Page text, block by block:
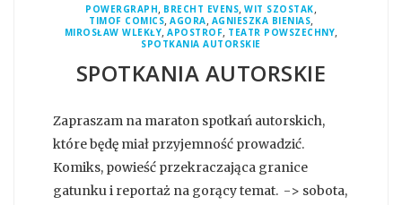
POWERGRAPH, BRECHT EVENS,WIT SZOSTAK,
TIMOF COMICS, AGORA, AGNIESZKA BIENIAS,
MIROSŁAW WLEKŁY,APOSTROF, TEATR POWSZECHNY,
SPOTKANIA AUTORSKIE
SPOTKANIA AUTORSKIE
Zapraszam na maraton spotkań autorskich,
które będę miał przyjemność prowadzić.
Komiks, powieść przekraczająca granice
gatunku i reportaż na gorący temat. -> sobota,